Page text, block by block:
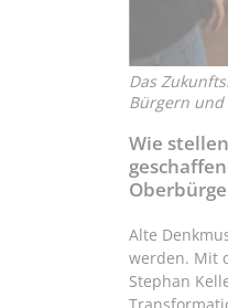
Das
Bürgern und
Wie
Alte
werden. Mit
Stephan